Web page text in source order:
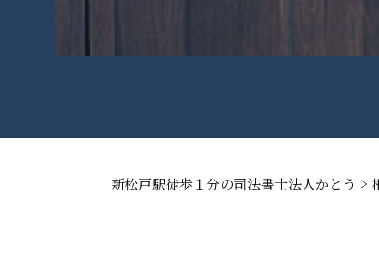
新松戸駅徒歩１分の司法書士法人かとう >